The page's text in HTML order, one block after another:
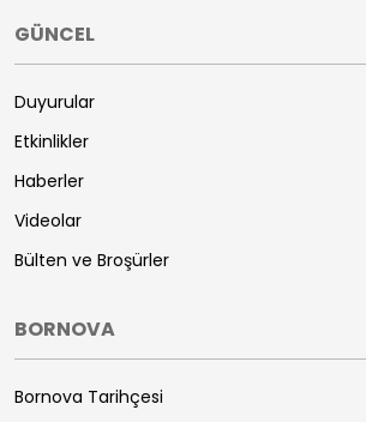
GÜNCEL
Duyurular
Etkinlikler
Haberler
Videolar
Bülten ve Broşürler
BORNOVA
Bornova Tarihçesi